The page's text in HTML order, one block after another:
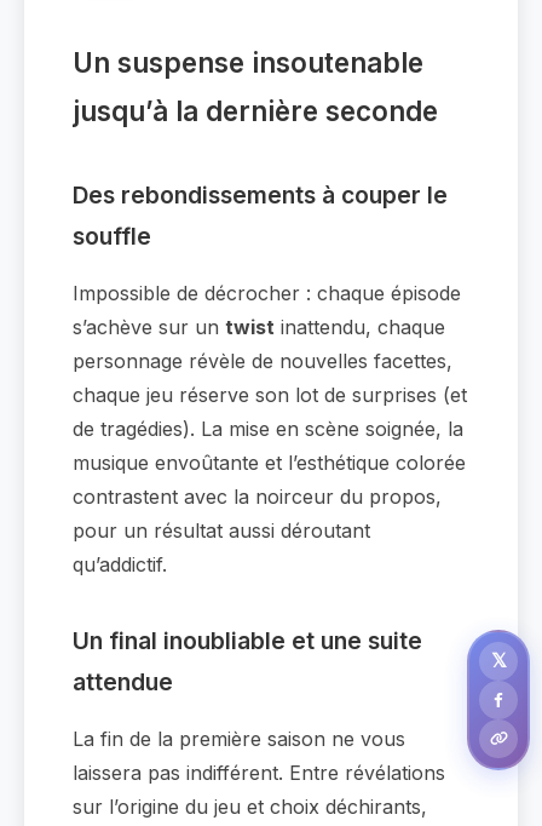
Un suspense insoutenable
jusqu’à la dernière seconde
Des rebondissements à couper le
souffle
Impossible de décrocher : chaque épisode
s’achève sur un twist inattendu, chaque
personnage révèle de nouvelles facettes,
chaque jeu réserve son lot de surprises (et
de tragédies). La mise en scène soignée, la
musique envoûtante et l’esthétique colorée
contrastent avec la noirceur du propos,
pour un résultat aussi déroutant
qu’addictif.
Un final inoubliable et une suite
attendue
La fin de la première saison ne vous
laissera pas indifférent. Entre révélations
sur l’origine du jeu et choix déchirants,
𝕏